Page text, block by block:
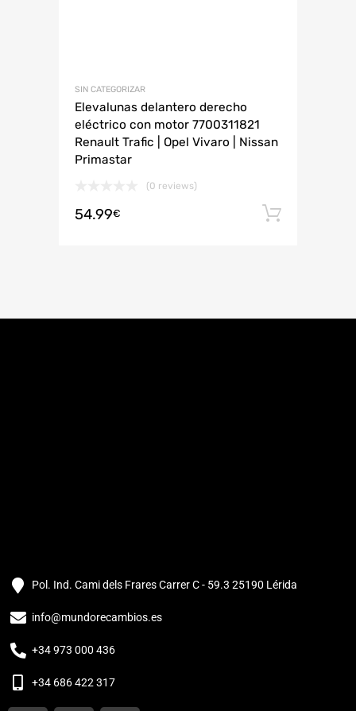
SIN CATEGORIZAR
Elevalunas delantero derecho
eléctrico con motor 7700311821
Renault Trafic | Opel Vivaro | Nissan
Primastar
(0 reviews)
54.99€
Pol. Ind. Cami dels Frares Carrer C - 59.3 25190 Lérida
info@mundorecambios.es
+34 973 000 436
+34 686 422 317